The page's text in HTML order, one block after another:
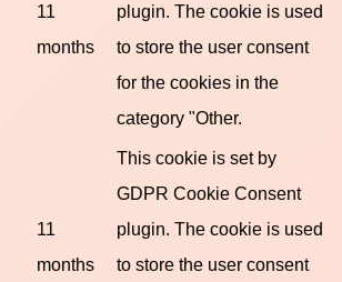
11
months
plugin. The cookie is used
to store the user consent
for the cookies in the
category "Other.
11
months
This cookie is set by
GDPR Cookie Consent
plugin. The cookie is used
to store the user consent